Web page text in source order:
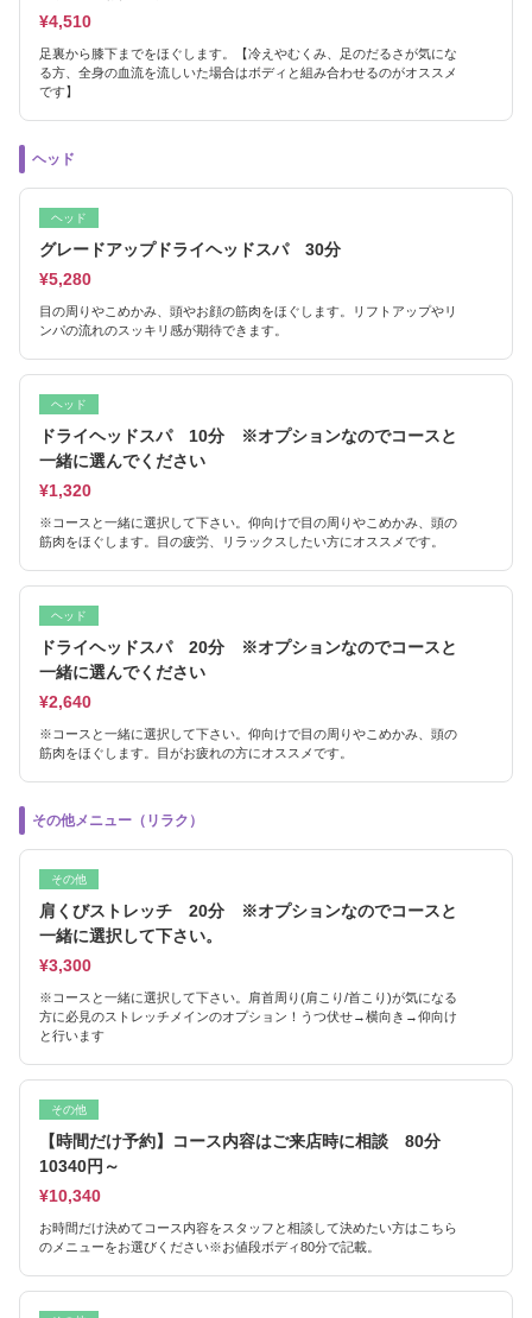
¥4,510
足裏から膝下までをほぐします。【冷えやむくみ、足のだるさが気にな
る方、全身の血流を流しいた場合はボディと組み合わせるのがオススメ
です】
ヘッド
ヘッド
グレードアップドライヘッドスパ 30分
¥5,280
目の周りやこめかみ、頭やお顔の筋肉をほぐします。リフトアップやリ
ンパの流れのスッキリ感が期待できます。
ヘッド
ドライヘッドスパ 10分 ※オプションなのでコースと
一緒に選んでください
¥1,320
※コースと一緒に選択して下さい。仰向けで目の周りやこめかみ、頭の
筋肉をほぐします。目の疲労、リラックスしたい方にオススメです。
ヘッド
ドライヘッドスパ 20分 ※オプションなのでコースと
一緒に選んでください
¥2,640
※コースと一緒に選択して下さい。仰向けで目の周りやこめかみ、頭の
筋肉をほぐします。目がお疲れの方にオススメです。
その他メニュー（リラク）
その他
肩くびストレッチ 20分 ※オプションなのでコースと
一緒に選択して下さい。
¥3,300
※コースと一緒に選択して下さい。肩首周り(肩こり/首こり)が気になる
方に必見のストレッチメインのオプション！うつ伏せ→横向き→仰向け
と行います
その他
【時間だけ予約】コース内容はご来店時に相談 80分
10340円～
¥10,340
お時間だけ決めてコース内容をスタッフと相談して決めたい方はこちら
のメニューをお選びください※お値段ボディ80分で記載。